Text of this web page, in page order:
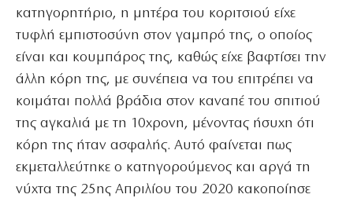
κατηγορητήριο, η μητέρα του κοριτσιού είχε
τυφλή εμπιστοσύνη στον γαμπρό της, ο οποίος
είναι και κουμπάρος της, καθώς είχε βαφτίσει την
άλλη κόρη της, με συνέπεια να του επιτρέπει να
κοιμάται πολλά βράδια στον καναπέ του σπιτιού
της αγκαλιά με τη 10χρονη, μένοντας ήσυχη ότι
κόρη της ήταν ασφαλής. Αυτό φαίνεται πως
εκμεταλλεύτηκε ο κατηγορούμενος και αργά τη
νύχτα της 25ης Απριλίου του 2020 κακοποίησε